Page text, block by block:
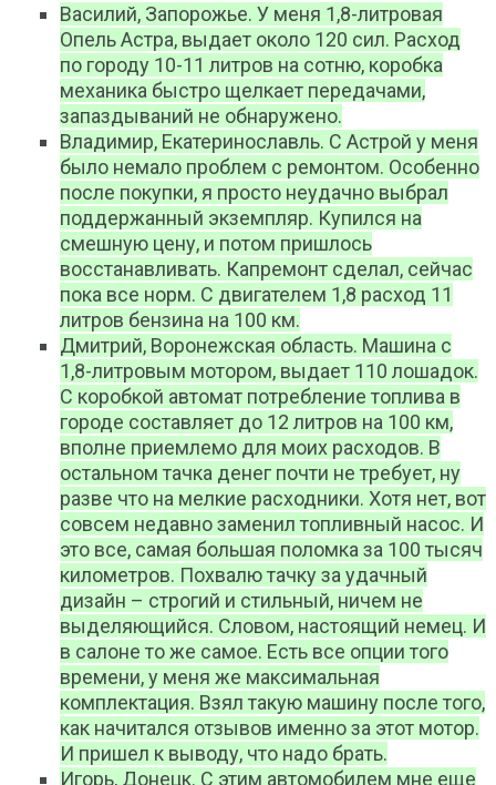
Василий, Запорожье. У меня 1,8-литровая
Опель Астра, выдает около 120 сил. Расход
по городу 10-11 литров на сотню, коробка
механика быстро щелкает передачами,
запаздываний не обнаружено.
Владимир, Екатеринославль. С Астрой у меня
было немало проблем с ремонтом. Особенно
после покупки, я просто неудачно выбрал
поддержанный экземпляр. Купился на
смешную цену, и потом пришлось
восстанавливать. Капремонт сделал, сейчас
пока все норм. С двигателем 1,8 расход 11
литров бензина на 100 км.
Дмитрий, Воронежская область. Машина с
1,8-литровым мотором, выдает 110 лошадок.
С коробкой автомат потребление топлива в
городе составляет до 12 литров на 100 км,
вполне приемлемо для моих расходов. В
остальном тачка денег почти не требует, ну
разве что на мелкие расходники. Хотя нет, вот
совсем недавно заменил топливный насос. И
это все, самая большая поломка за 100 тысяч
километров. Похвалю тачку за удачный
дизайн – строгий и стильный, ничем не
выделяющийся. Словом, настоящий немец. И
в салоне то же самое. Есть все опции того
времени, у меня же максимальная
комплектация. Взял такую машину после того,
как начитался отзывов именно за этот мотор.
И пришел к выводу, что надо брать.
Игорь, Донецк. С этим автомобилем мне еще